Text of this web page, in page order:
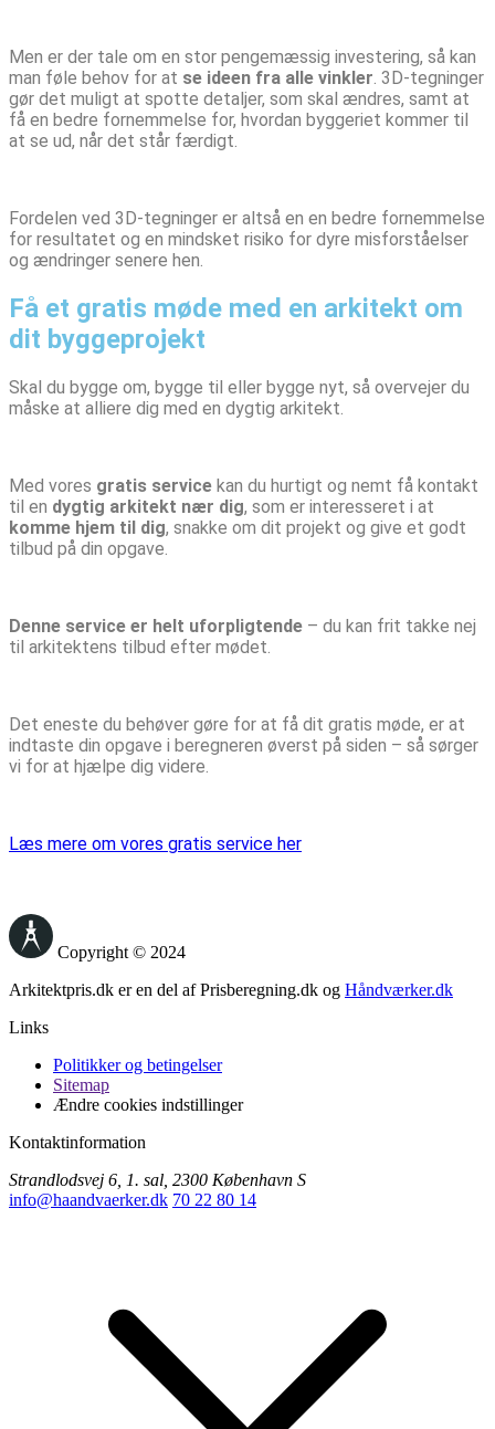
Men er der tale om en stor pengemæssig investering, så kan
man føle behov for at se ideen fra alle vinkler. 3D-tegninger
gør det muligt at spotte detaljer, som skal ændres, samt at
få en bedre fornemmelse for, hvordan byggeriet kommer til
at se ud, når det står færdigt.
Fordelen ved 3D-tegninger er altså en en bedre fornemmelse
for resultatet og en mindsket risiko for dyre misforståelser
og ændringer senere hen.
Få et gratis møde med en arkitekt om
dit byggeprojekt
Skal du bygge om, bygge til eller bygge nyt, så overvejer du
måske at alliere dig med en dygtig arkitekt.
Med vores gratis service kan du hurtigt og nemt få kontakt
til en dygtig arkitekt nær dig, som er interesseret i at
komme hjem til dig, snakke om dit projekt og give et godt
tilbud på din opgave.
Denne service er helt uforpligtende – du kan frit takke nej
til arkitektens tilbud efter mødet.
Det eneste du behøver gøre for at få dit gratis møde, er at
indtaste din opgave i beregneren øverst på siden – så sørger
vi for at hjælpe dig videre.
Læs mere om vores gratis service her
Copyright © 2024
Arkitektpris.dk er en del af Prisberegning.dk og Håndværker.dk
Links
Politikker og betingelser
Sitemap
Ændre cookies indstillinger
Kontaktinformation
Strandlodsvej 6, 1. sal, 2300 København S
info@haandvaerker.dk 70 22 80 14